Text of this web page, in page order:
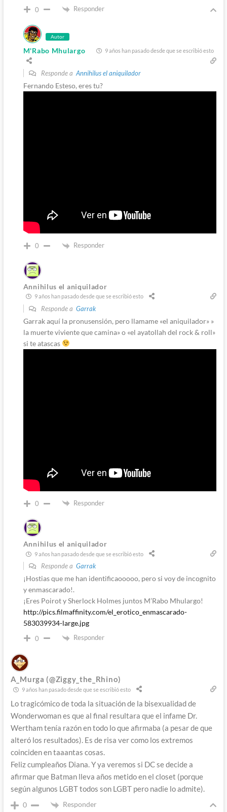
0 Responder
Autor
M'Rabo Mhulargo 9 años han pasado desde que se escribió esto
Responde a Annihilus el aniquilador
Fernando Esteso, eres tu?
0 Responder
Annihilus el aniquilador
9 años han pasado desde que se escribió esto
Responde a Garrak
Garrak aquí la pronusensión, pero llamame «el aniquilador» »
la muerte viviente que camina» o «el ayatollah del rock & roll»
si te atascas
0 Responder
Annihilus el aniquilador
9 años han pasado desde que se escribió esto
Responde a Garrak
¡Hostias que me han identificaooooo, pero si voy de incognito
y enmascarado!.
¡Eres Poirot y Sherlock Holmes juntos M’Rabo Mhulargo!
http://pics.filmaffinity.com/el_erotico_enmascarado-
583039934-large.jpg
0 Responder
A_Murga (@Ziggy_the_Rhino)
9 años han pasado desde que se escribió esto
Lo tragicómico de toda la situación de la bisexualidad de
Wonderwoman es que al final resultara que el infame Dr.
Wertham tenía razón en todo lo que afirmaba (a pesar de que
alteró los resultados). Es de risa ver como los extremos
coinciden en taaantas cosas.
Feliz cumpleaños Diana. Y ya veremos si DC se decide a
afirmar que Batman lleva años metido en el closet (porque
según algunos LGBT todos son LGBT pero nadie lo admite).
0 Responder